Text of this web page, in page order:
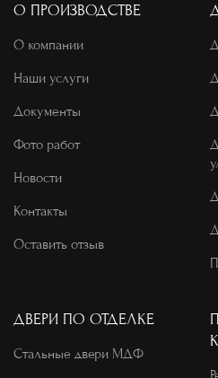
О ПРОИЗВОДСТВЕ
О компании
Наши услуги
Документы
Фото работ
Новости
Контакты
Оставить отзыв
ДВЕРИ ПО ОТДЕЛКЕ
Стальные двери МДФ